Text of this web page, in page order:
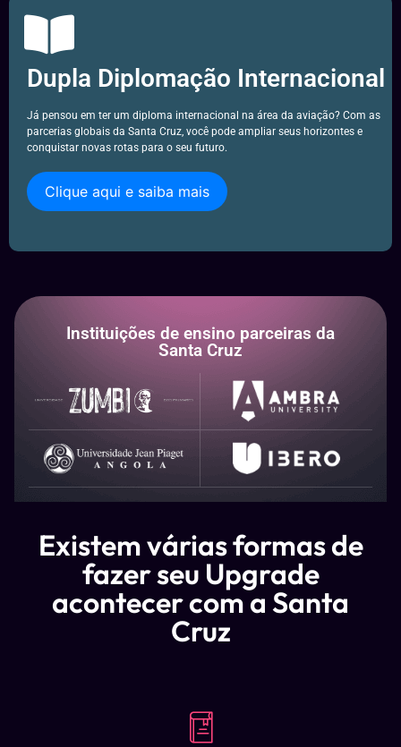
Dupla Diplomação Internacional
Já pensou em ter um diploma internacional na área da aviação? Com as
parcerias globais da Santa Cruz, você pode ampliar seus horizontes e
conquistar novas rotas para o seu futuro.
Clique aqui e saiba mais
Instituições de ensino parceiras da
Santa Cruz
Existem várias formas de
fazer seu Upgrade
acontecer com a Santa
Cruz